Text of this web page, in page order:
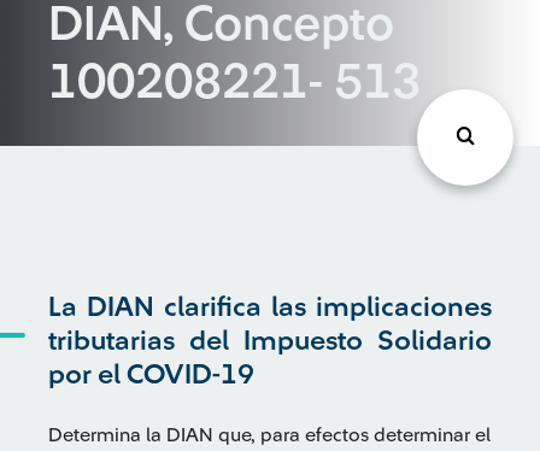
BuscarDIAN, Concepto
100208221- 513
La DIAN clarifica las implicaciones
tributarias del Impuesto Solidario
por el COVID-19
Determina la DIAN que, para efectos determinar el